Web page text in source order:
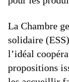
La Chambre
solidaire
l’idéal
propositions